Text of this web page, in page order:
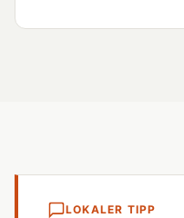
LOKALER TIPP